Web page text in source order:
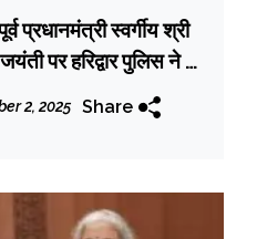
प्रधानमंत्री स्वर्गीय श्री
पर हरिद्वार पुलिस ने दी
2, 2025 Share